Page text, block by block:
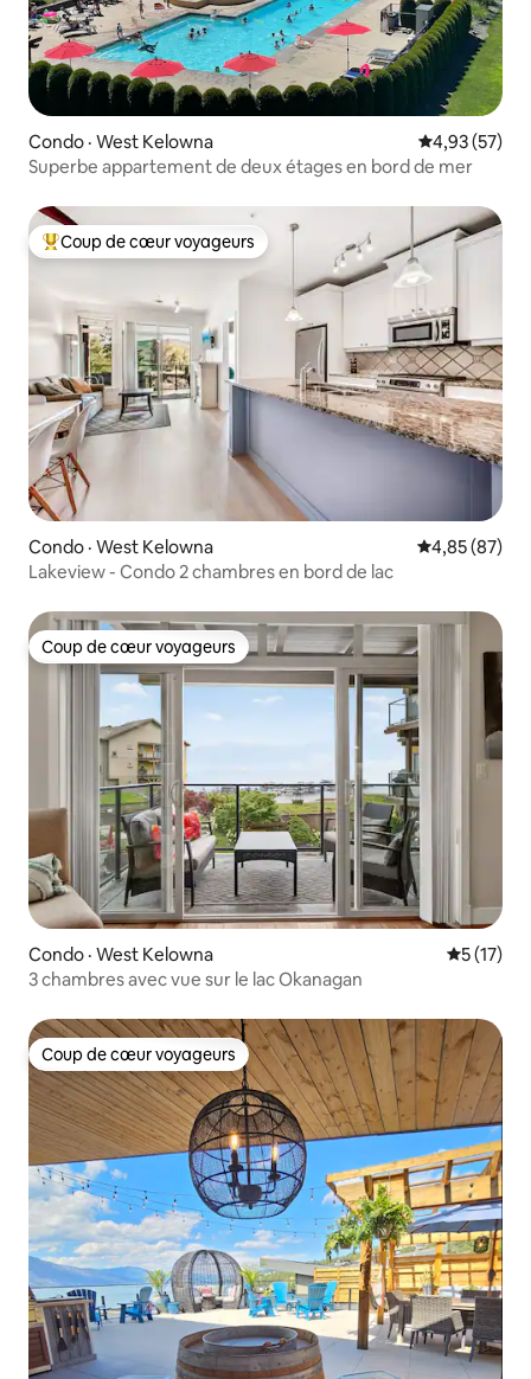
Condo · West Kelowna Note
4,93 (57)
Superbe appartement de deux étages en bord de mer
Coup de cœur voyageurs parmi les plus aimés
Coup de cœur voyageurs
Condo · West Kelowna Note
4,85 (87)
Lakeview - Condo 2 chambres en bord de lac
Coup de cœur voyageurs
Coup de cœur voyageurs
Condo · West Kelowna Note
5 (17)
3 chambres avec vue sur le lac Okanagan
Coup de cœur voyageurs
Coup de cœur voyageurs